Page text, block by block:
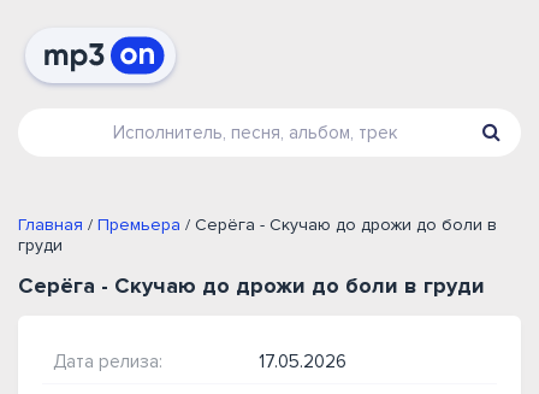
Главная / Премьера / Серёга - Скучаю до дрожи до боли в
груди
Серёга - Скучаю до дрожи до боли в груди
Дата релиза: 17.05.2026